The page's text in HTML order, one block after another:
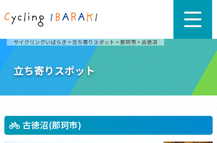
サイクリングいばらき > 立ち寄りスポット > 那珂市 > 古徳沼
立ち寄りスポット
古徳沼(那珂市)